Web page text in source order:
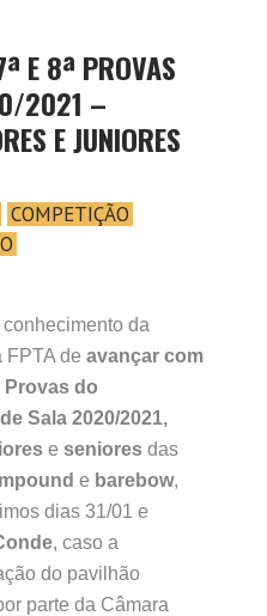
E 8ª PROVAS
2021 –
E JUNIORES
COMPETIÇÃO
da
FPTA de avançar com
Provas do
Sala 2020/2021,
e seniores das
e barebow,
dias 31/01 e
, caso a
do pavilhão
parte da Câmara